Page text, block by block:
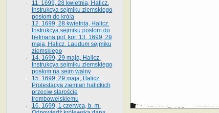
11. 1699, 28 kwietnia, Halicz.
Instrukcya sejmiku ziemskiego
posłom do króla
12. 1699, 28 kwietnia, Halicz.
Instrukcya sejmiku posłom do
hetmana pol. kor. 13. 1699, 29
maja, Halicz. Laudum sejmiku
ziemskiego
14. 1699, 29 maja, Halicz.
Instrukcya sejmiku ziemskiego
posłom na sejm walny
15. 1699, 29 maja, Halicz.
Protestacya ziemian halickich
przeciw staroście
trembowelskiemu
16. 1699, 1 czerwca, b. m.